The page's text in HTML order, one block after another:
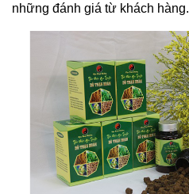
những đánh giá từ khách hàng.